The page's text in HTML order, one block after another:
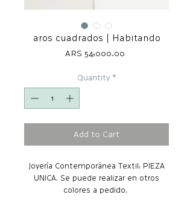
aros cuadrados | Habitando
ARS 54,000.00
Quantity *
Add to Cart
Joyería Contemporánea Textil, PIEZA
UNICA. Se puede realizar en otros
colores a pedido.